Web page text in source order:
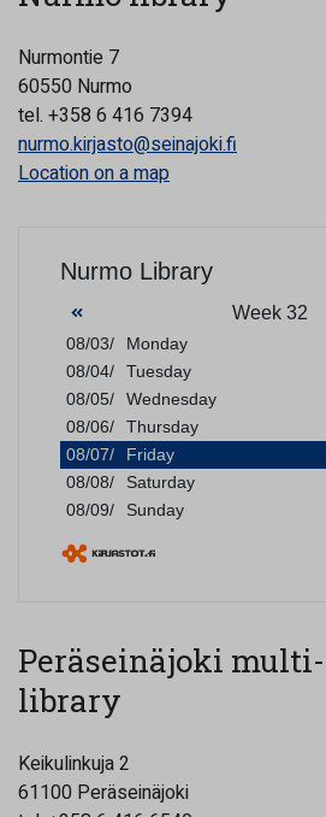
Nurmontie 7
60550 Nurmo
tel. +358 6 416 7394
nurmo.kirjasto@seinajoki.fi
Location on a map
Peräseinäjoki
library
Keikulinkuja 2
61100 Peräseinäjoki